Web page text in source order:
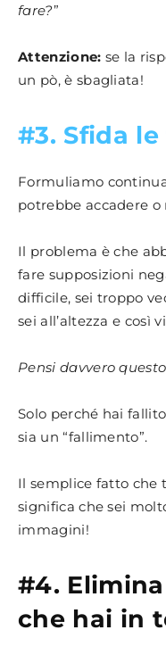
fare?”
Attenzione: se la
un pò, è sbagliata!
#3. Sfida
Formuliamo
potrebbe accadere o
Il problema è che
fare supposizioni
difficile, sei troppo
sei all’altezza e così
Pensi davvero
Solo perché hai
sia un “fallimento”.
Il semplice fatto che
significa che sei
immagini!
#4.
che hai in